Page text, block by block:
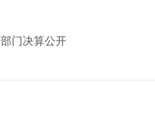
门决算公开